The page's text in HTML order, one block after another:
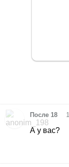
После 18
А у вас?